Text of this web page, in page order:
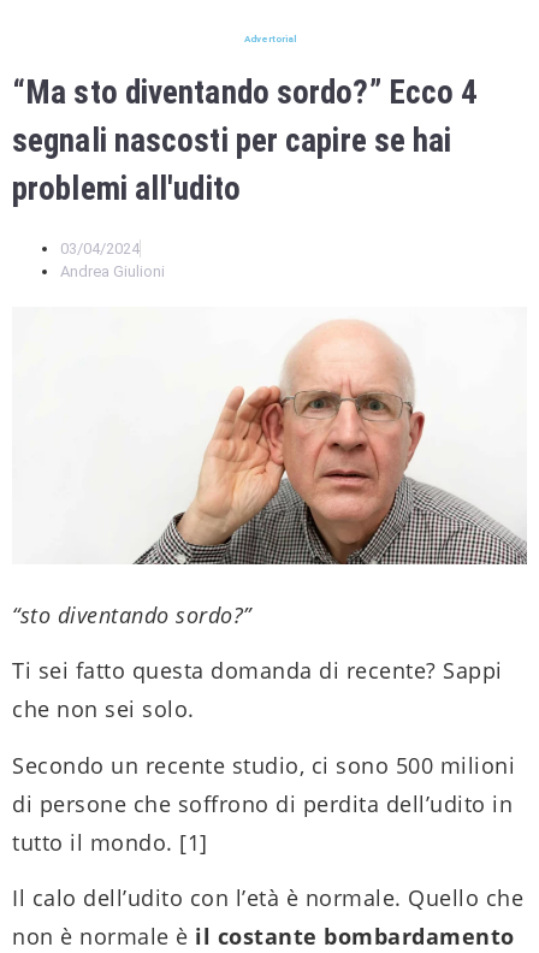
Advertorial
“Ma sto diventando sordo?” Ecco 4
segnali nascosti per capire se hai
problemi all'udito
03/04/2024
Andrea Giulioni
“sto diventando sordo?”
Ti sei fatto questa domanda di recente? Sappi
che non sei solo.
Secondo un recente studio, ci sono 500 milioni
di persone che soffrono di perdita dell’udito in
tutto il mondo. [1]
Il calo dell’udito con l’età è normale. Quello che
non è normale è il costante bombardamento